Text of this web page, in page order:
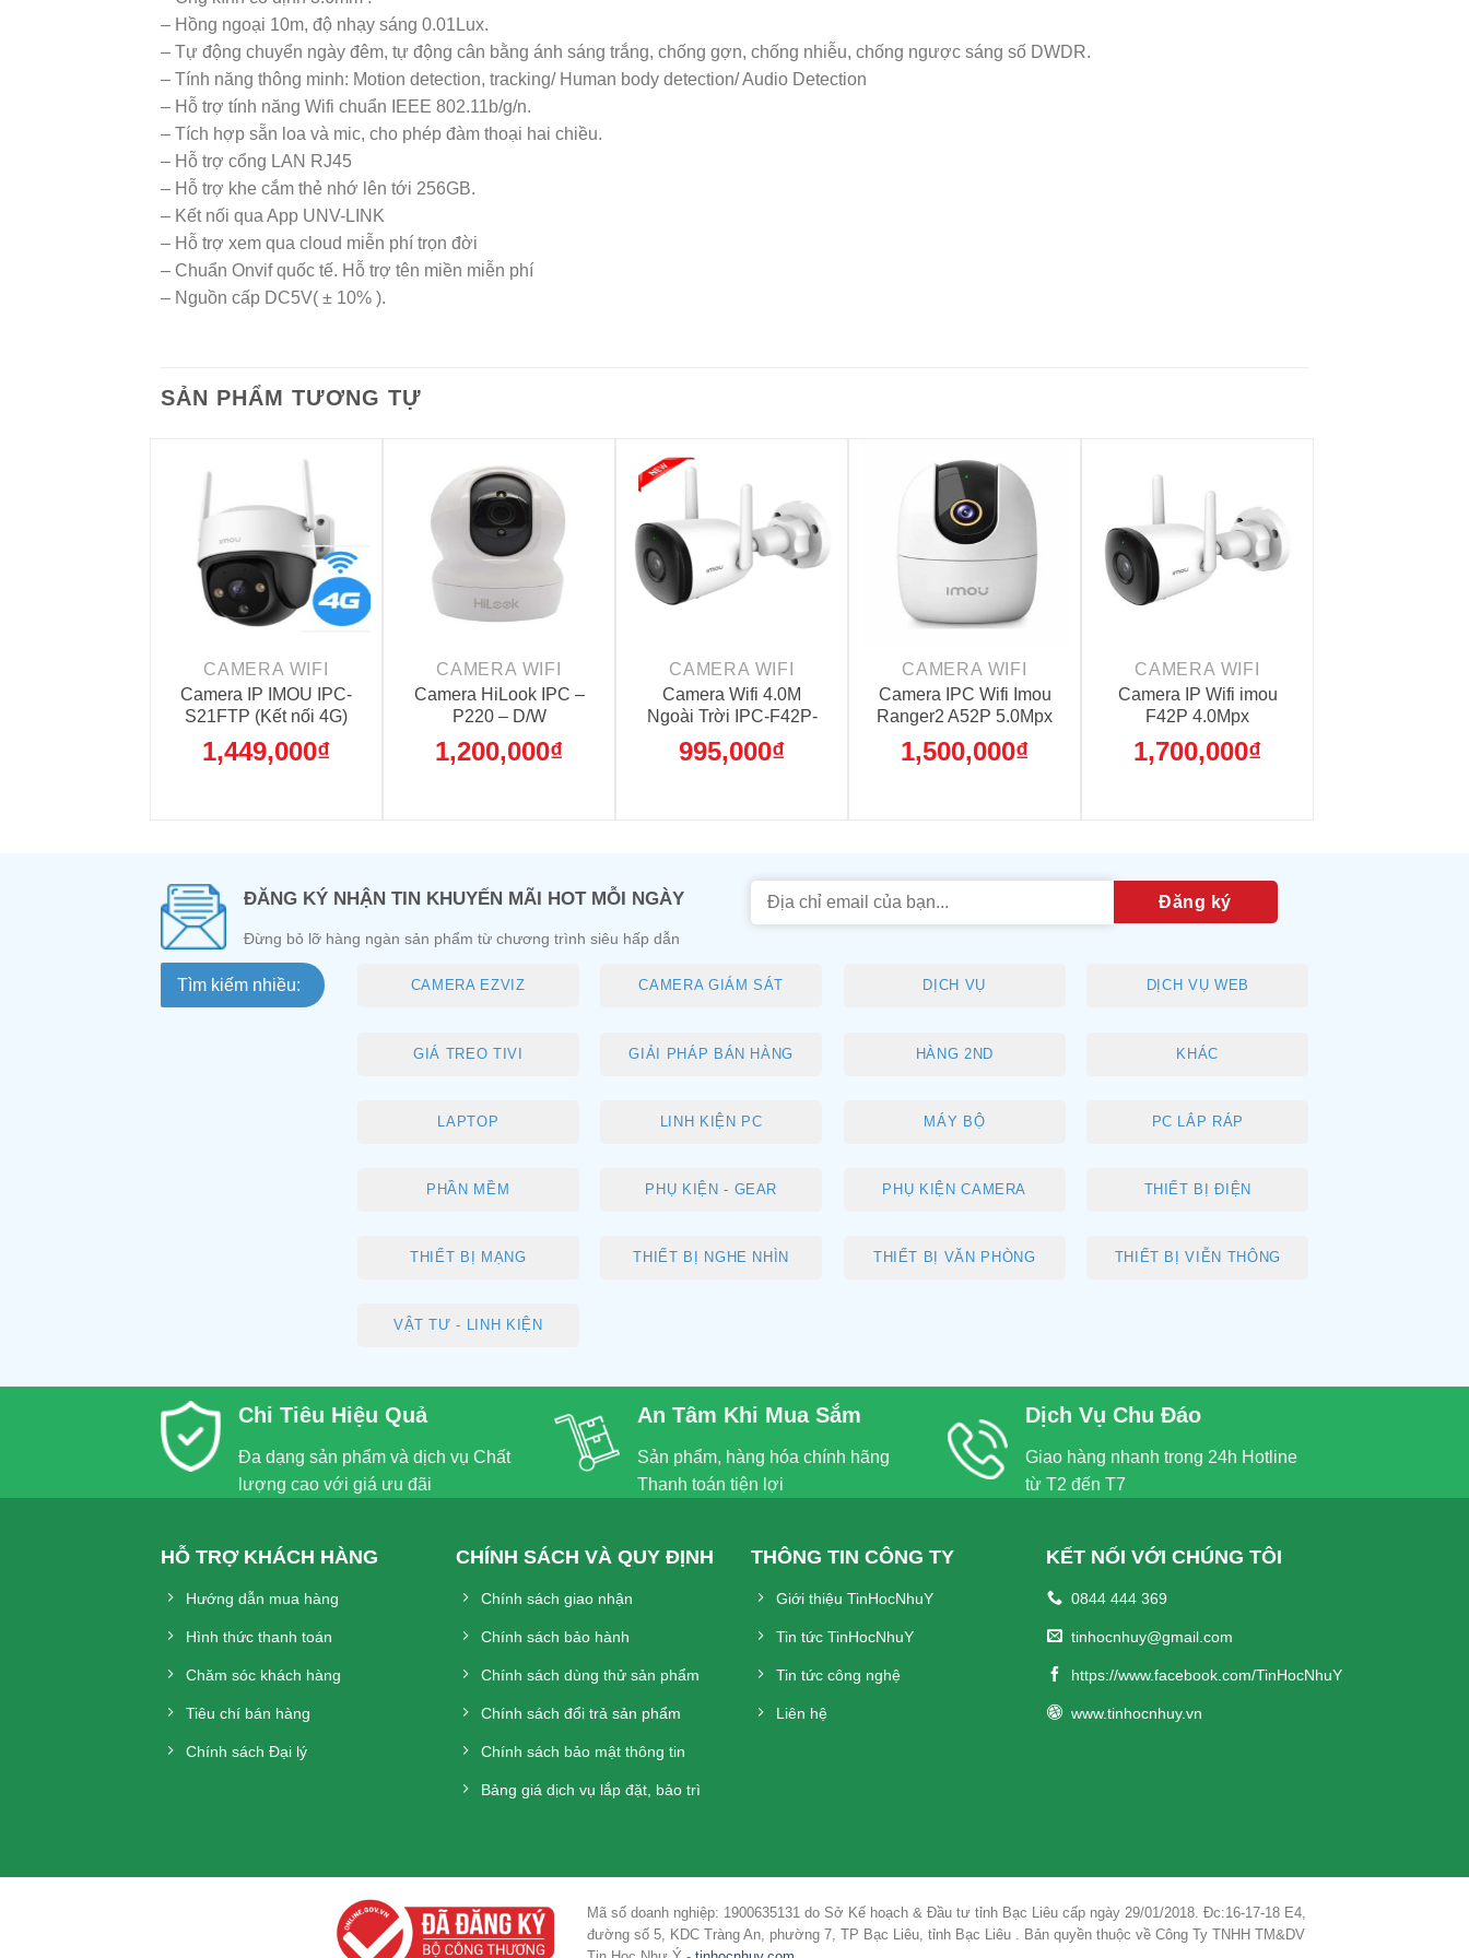
– Hồng ngoại 10m, độ nhạy sáng 0.01Lux.
– Tự động chuyển ngày đêm, tự động cân bằng ánh sáng trắng, chống gợn, chống nhiễu, chống ngược sáng số DWDR.
– Tính năng thông minh: Motion detection, tracking/ Human body detection/ Audio Detection
– Hỗ trợ tính năng Wifi chuẩn IEEE 802.11b/g/n.
– Tích hợp sẵn loa và mic, cho phép đàm thoại hai chiều.
– Hỗ trợ cổng LAN RJ45
– Hỗ trợ khe cắm thẻ nhớ lên tới 256GB.
– Kết nối qua App UNV-LINK
– Hỗ trợ xem qua cloud miễn phí trọn đời
– Chuẩn Onvif quốc tế. Hỗ trợ tên miền miễn phí
– Nguồn cấp DC5V( ± 10% ).
SẢN PHẨM TƯƠNG TỰ
CAMERA WIFI
Camera IP IMOU IPC-
S21FTP (Kết nối 4G)
1,449,000₫
CAMERA WIFI
Camera HiLook IPC –
P220 – D/W
1,200,000₫
CAMERA WIFI
Camera Wifi 4.0M
Ngoài Trời IPC-F42P-
IMOU-Bảo hành 3 năm
995,000₫
CAMERA WIFI
Camera IPC Wifi Imou
Ranger2 A52P 5.0Mpx
1,500,000₫
CAMERA WIFI
Camera IP Wifi imou
F42P 4.0Mpx
1,700,000₫
ĐĂNG KÝ NHẬN TIN KHUYẾN MÃI HOT MỖI NGÀY
Đừng bỏ lỡ hàng ngàn sản phẩm từ chương trình siêu hấp dẫn
Tìm kiếm nhiều: CAMERA EZVIZ CAMERA GIÁM SÁT DỊCH VỤ DỊCH VỤ WEB
GIÁ TREO TIVI GIẢI PHÁP BÁN HÀNG HÀNG 2ND KHÁC
LAPTOP LINH KIỆN PC MÁY BỘ PC LẮP RÁP
PHẦN MỀM PHỤ KIỆN - GEAR PHỤ KIỆN CAMERA THIẾT BỊ ĐIỆN
THIẾT BỊ MẠNG THIẾT BỊ NGHE NHÌN THIẾT BỊ VĂN PHÒNG THIẾT BỊ VIỄN THÔNG
VẬT TƯ - LINH KIỆN
Chi Tiêu Hiệu Quả
Đa dạng sản phẩm và dịch vụ Chất
lượng cao với giá ưu đãi
An Tâm Khi Mua Sắm
Sản phẩm, hàng hóa chính hãng
Thanh toán tiện lợi
Dịch Vụ Chu Đáo
Giao hàng nhanh trong 24h Hotline
từ T2 đến T7
HỖ TRỢ KHÁCH HÀNG
Hướng dẫn mua hàng
Hình thức thanh toán
Chăm sóc khách hàng
Tiêu chí bán hàng
Chính sách Đại lý
CHÍNH SÁCH VÀ QUY ĐỊNH
Chính sách giao nhận
Chính sách bảo hành
Chính sách dùng thử sản phẩm
Chính sách đổi trả sản phẩm
Chính sách bảo mật thông tin
Bảng giá dịch vụ lắp đặt, bảo trì
THÔNG TIN CÔNG TY
Giới thiệu TinHocNhuY
Tin tức TinHocNhuY
Tin tức công nghệ
Liên hệ
KẾT NỐI VỚI CHÚNG TÔI
0844 444 369
tinhocnhuy@gmail.com
https://www.facebook.com/TinHocNhuY
www.tinhocnhuy.vn
Mã số doanh nghiệp: 1900635131 do Sở Kế hoạch & Đầu tư tỉnh Bạc Liêu cấp ngày 29/01/2018. Đc:16-17-18 E4,
đường số 5, KDC Tràng An, phường 7, TP Bạc Liêu, tỉnh Bạc Liêu . Bản quyền thuộc về Công Ty TNHH TM&DV